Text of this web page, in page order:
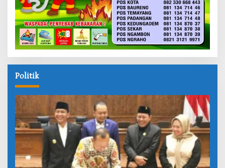
Politik